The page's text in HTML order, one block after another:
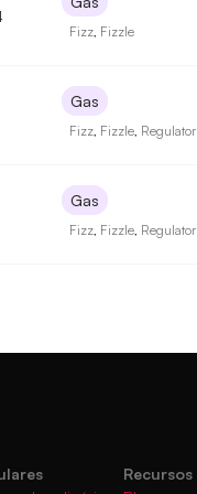
Fizz Fizzle
Gas
Fizz Fizzle Regulator
Gas
Fizz Fizzle Regulator
Recursos